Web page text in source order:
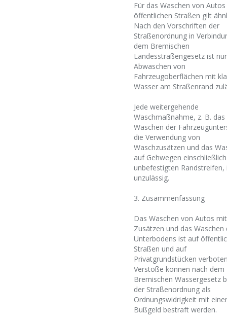
Für das Waschen von
öffentlichen Straßen gilt
Nach den Vorschriften der
Straßenordnung in
dem Bremischen
Landesstraßengesetz ist
Abwaschen von
Fahrzeugoberflächen mit
Wasser am Straßenrand
Jede weitergehende
Waschmaßnahme, z. B. das
Waschen der
die Verwendung von
Waschzusätzen und das
auf Gehwegen
unbefestigten Randstreifen,
unzulässig.
3. Zusammenfassung
Das Waschen von Autos mit
Zusätzen und das Waschen
Unterbodens ist auf
Straßen und auf
Privatgrundstücken
Verstöße können nach dem
Bremischen Wassergesetz
der Straßenordnung als
Ordnungswidrigkeit mit
Bußgeld bestraft werden.